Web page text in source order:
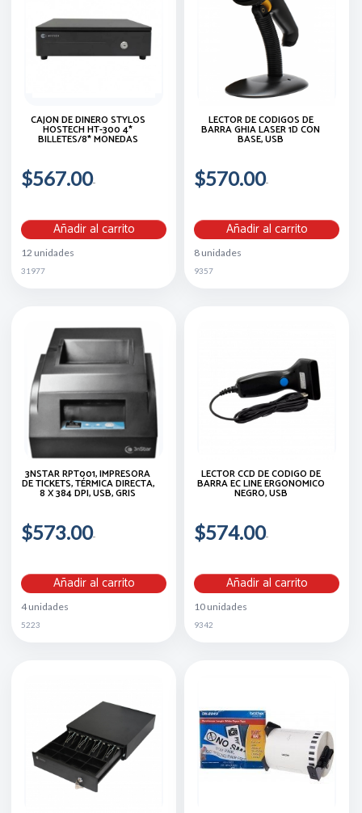
CAJON DE DINERO STYLOS
HOSTECH HT-300 4*
BILLETES/8* MONEDAS
$567.00
Añadir al carrito
12 unidades
31977
LECTOR DE CODIGOS DE
BARRA GHIA LASER 1D CON
BASE, USB
$570.00
Añadir al carrito
8 unidades
9357
3NSTAR RPT001, IMPRESORA
DE TICKETS, TÉRMICA DIRECTA,
8 X 384 DPI, USB, GRIS
$573.00
Añadir al carrito
4 unidades
5223
LECTOR CCD DE CODIGO DE
BARRA EC LINE ERGONOMICO
NEGRO, USB
$574.00
Añadir al carrito
10 unidades
9342